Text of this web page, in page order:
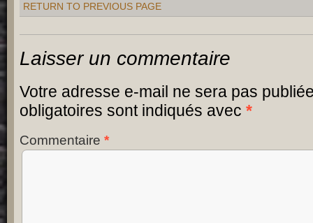
RETURN TO PREVIOUS PAGE
Laisser un commentaire
Votre adresse e-mail ne sera pas
obligatoires sont indiqués avec *
Commentaire *